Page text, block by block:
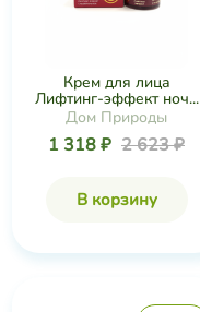
Крем для лица
Лифтинг-эффект ноч...
Дом Природы
1 318 ₽ 2 623 ₽
В корзину